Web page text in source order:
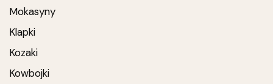
Mokasyny
Klapki
Kozaki
Kowbojki